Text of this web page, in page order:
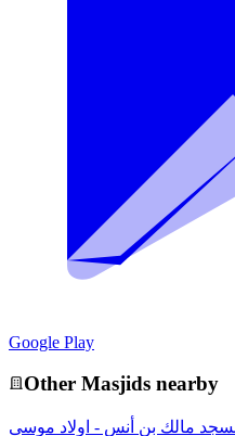
Google Play
Other Masjids nearby
مالك بن أنس - اولاد موسى